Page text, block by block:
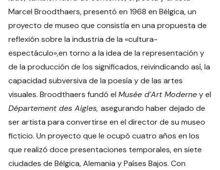
Marcel Broodthaers, presentó en 1968 en Bélgica, un
proyecto de museo que consistía en una propuesta de
reflexión sobre la industria de la «cultura-
espectáculo»,en torno a la idea de la representación y
de la producción de los significados, reivindicando así, la
capacidad subversiva de la poesía y de las artes
visuales. Broodthaers fundó elMusée d’Art Moderney el
Département des Aigles,asegurando haber dejado de
ser artista para convertirse en el director de su museo
ficticio. Un proyecto que le ocupó cuatro años en los
que realizó doce presentaciones temporales, en siete
ciudades de Bélgica, Alemania y Países Bajos. Con